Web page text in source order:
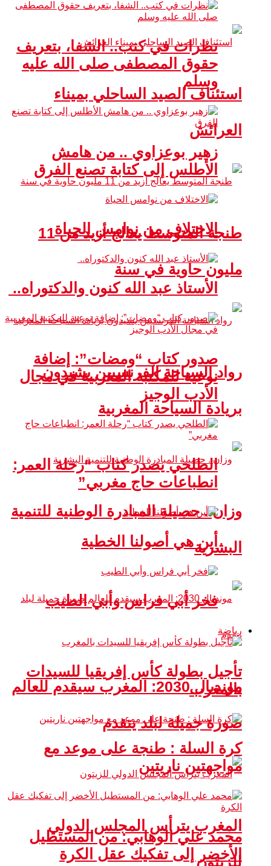
استئناف الصيد الساحلي بميناء
العرائش
طنجة المتوسط يعالج أزيد من 11
مليون حاوية في سنة
رواد السياحة الفرنسيين يشيدون
بريادة السياحة المغربية
وزان.. حصيلة المبادرة الوطنية للتنمية
البشرية
مونديال 2030: المغرب سيقدم للعالم
صورة جميلة لبلد يتقدم
المغرب يترأس المجلس الدولي
للزيتون
نظرات في كتب.. الشفا، بتعريف
حقوق المصطفى صلى الله عليه
وسلم
زهير بوعزاوي .. من هامش
الأطلس إلى كتابة تصنع الفرق
الاختلاف من نوامس الحياة
الأستاذ عبد الله كنون والدكتوراه..
صدور كتاب “ومضات”: إضافة
نوعية للمكتبة المغربية في مجال
الأدب الوجيز
الطلحي يصدر كتاب “رحلة العمر:
انطباعات حاج مغربي”
أين هي أصولنا الخطية
فخر أبي فراس وأبي الطيب
رياضة
تأجيل بطولة كأس إفريقيا للسيدات
بالمغرب
كرة السلة : طنجة على موعد مع
مواجهتين ناريتين
محمد علي الوهابي: من المستطيل
الأخضر إلى تفكيك عقل الكرة